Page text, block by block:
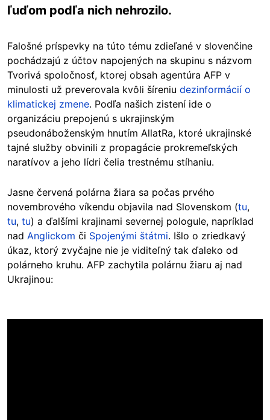
ľuďom podľa nich nehrozilo.
Falošné príspevky na túto tému zdieľané v slovenčine
pochádzajú z účtov napojených na skupinu s názvom
Tvorivá spoločnosť, ktorej obsah agentúra AFP v
minulosti už preverovala kvôli šíreniu dezinformácií o
klimatickej zmene. Podľa našich zistení ide o
organizáciu prepojenú s ukrajinským
pseudonáboženským hnutím AllatRa, ktoré ukrajinské
tajné služby obvinili z propagácie prokremeľských
naratívov a jeho lídri čelia trestnému stíhaniu.
Jasne červená polárna žiara sa počas prvého
novembrového víkendu objavila nad Slovenskom (tu,
tu, tu) a ďalšími krajinami severnej pologule, napríklad
nad Anglickom či Spojenými štátmi. Išlo o zriedkavý
úkaz, ktorý zvyčajne nie je viditeľný tak ďaleko od
polárneho kruhu. AFP zachytila polárnu žiaru aj nad
Ukrajinou: